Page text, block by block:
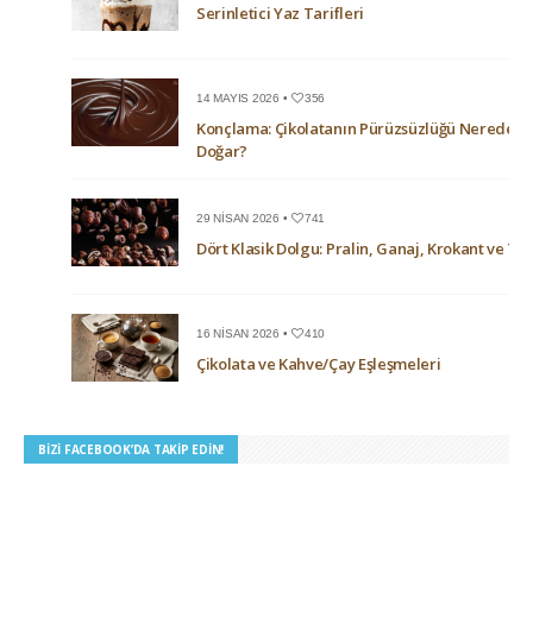
Serinletici Yaz Tarifleri
14 MAYIS 2026 • 356
Konçlama: Çikolatanın Pürüzsüzlüğü Nerede
Doğar?
29 NISAN 2026 • 741
Dört Klasik Dolgu: Pralin, Ganaj, Krokant ve
16 NISAN 2026 • 410
Çikolata ve Kahve/Çay Eşleşmeleri
BIZI FACEBOOK’DA TAKIP EDIN!